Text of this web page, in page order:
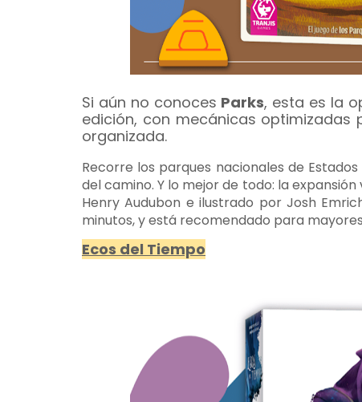
Si aún no conoces Parks, esta es la
edición, con mecánicas optimizadas
organizada.
Recorre los parques nacionales de
del camino. Y lo mejor de todo: la expansión
Henry Audubon e ilustrado por Josh
minutos, y está recomendado para mayores
Ecos del Tiempo